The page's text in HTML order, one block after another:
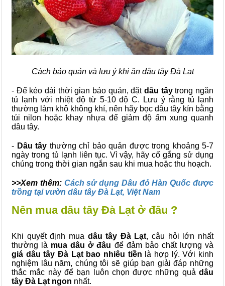
Cách bảo quản và lưu ý khi ăn dâu tây Đà Lạt
- Để kéo dài thời gian bảo quản, đặt dâu tâytrong ngăn
tủ lạnh với nhiệt độ từ 5-10 độ C. Lưu ý rằng tủ lạnh
thường làm khô không khí, nên hãy bọc dâu tây kín bằng
túi nilon hoặc khay nhựa để giảm độ ẩm xung quanh
dâu tây.
- Dâu tây thường chỉ bảo quản được trong khoảng 5-7
ngày trong tủ lạnh liên tục. Vì vậy, hãy cố gắng sử dụng
chúng trong thời gian ngắn sau khi mua hoặc thu hoạch.
>>Xem thêm: Cách sử dụng Dâu đỏ Hàn Quốc được
trồng tại vườn dâu tây Đà Lạt, Việt Nam
Nên mua dâu tây Đà Lạt ở đâu ?
Khi quyết định mua dâu tây Đà Lạt, câu hỏi lớn nhất
thường là mua dâu ở đâu để đảm bảo chất lượng và
giá dâu tây Đà Lạt bao nhiêu tiền là hợp lý. Với kinh
nghiệm lâu năm, chúng tôi sẽ giúp bạn giải đáp những
thắc mắc này để bạn luôn chọn được những quả dâu
tây Đà Lạt ngon nhất.